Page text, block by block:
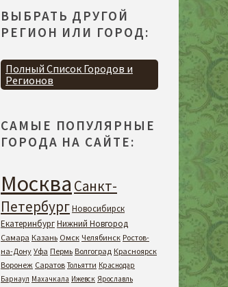
ВЫБРАТЬ ДРУГОЙ
РЕГИОН ИЛИ ГОРОД:
Полный Список Городов и
Регионов
САМЫЕ ПОПУЛЯРНЫЕ
ГОРОДА НА САЙТЕ:
Москва Санкт-
ПетербургНовосибирск
ЕкатеринбургНижний Новгород
Самара Казань Омск Челябинск Ростов-
на-Дону Уфа Пермь Волгоград Красноярск
Воронеж Саратов Тольятти Краснодар
Барнаул Махачкала Ижевск Ярославль